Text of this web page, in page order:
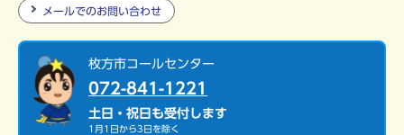
メールでのお問い合わせ
枚方市コールセンター
072-841-1221
土日・祝日も受付します
1月1日から3日を除く